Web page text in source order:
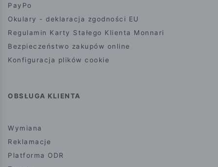
PayPo
Okulary - deklaracja zgodności EU
Regulamin Karty Stałego Klienta Monnari
Bezpieczeństwo zakupów online
Konfiguracja plików cookie
OBSŁUGA KLIENTA
Wymiana
Reklamacje
Platforma ODR